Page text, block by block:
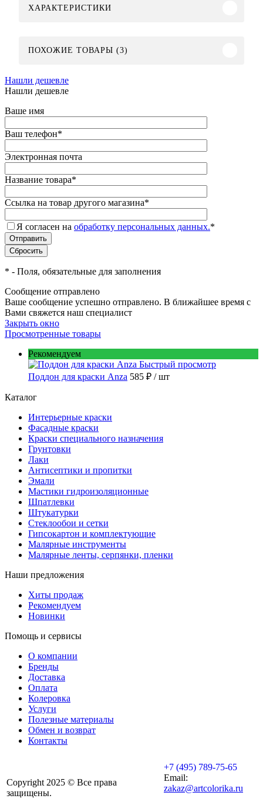
ХАРАКТЕРИСТИКИ
ПОХОЖИЕ ТОВАРЫ (3)
Нашли дешевле
Нашли дешевле
Ваше имя
Ваш телефон*
Электронная почта
Название товара*
Ссылка на товар другого магазина*
Я согласен на обработку персональных данных.*
* - Поля, обязательные для заполнения
Сообщение отправлено
Ваше сообщение успешно отправлено. В ближайшее время с
Вами свяжется наш специалист
Закрыть окно
Просмотренные товары
Рекомендуем
Быстрый просмотр
Поддон для краски Anza 585 ₽ / шт
Каталог
Интерьерные краски
Фасадные краски
Краски специального назначения
Грунтовки
Лаки
Антисептики и пропитки
Эмали
Мастики гидроизоляционные
Шпатлевки
Штукатурки
Стеклообои и сетки
Гипсокартон и комплектующие
Малярные инструменты
Малярные ленты, серпянки, пленки
Наши предложения
Хиты продаж
Рекомендуем
Новинки
Помощь и сервисы
О компании
Бренды
Доставка
Оплата
Колеровка
Услуги
Полезные материалы
Обмен и возврат
Контакты
Copyright 2025 © Все права
защищены.
+7 (495) 789-75-65
Email:
zakaz@artcolorika.ru